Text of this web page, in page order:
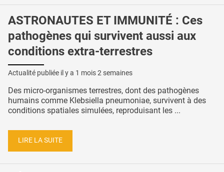
ASTRONAUTES ET IMMUNITÉ : Ces
pathogènes qui survivent aussi aux
conditions extra-terrestres
Actualité publiée il y a 1 mois 2 semaines
Des micro-organismes terrestres, dont des pathogènes
humains comme Klebsiella pneumoniae, survivent à des
conditions spatiales simulées, reproduisant les ...
LIRE LA SUITE